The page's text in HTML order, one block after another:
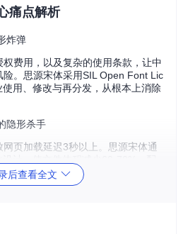
痛点解析
炸弹
费用，以及复杂的使用条款，让中
。思源宋体采用SIL Open Font Lic
用、修改与再分发，从根本上消除
隐形杀手
页加载延迟3秒以上。思源宋体通
策略，实现首屏渲染提速近2/3。
后查看全文